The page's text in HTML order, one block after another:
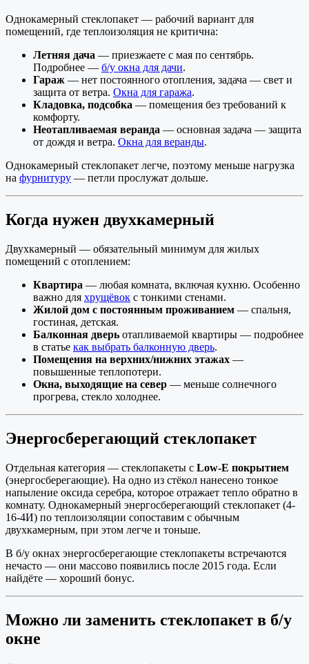
Однокамерный стеклопакет — рабочий вариант для
помещений, где теплоизоляция не критична:
Летняя дача — приезжаете с мая по сентябрь.
Подробнее — б/у окна для дачи.
Гараж — нет постоянного отопления, задача — свет и
защита от ветра. Окна для гаража.
Кладовка, подсобка — помещения без требований к
комфорту.
Неотапливаемая веранда — основная задача — защита
от дождя и ветра. Окна для веранды.
Однокамерный стеклопакет легче, поэтому меньше нагрузка
на фурнитуру — петли прослужат дольше.
Когда нужен двухкамерный
Двухкамерный — обязательный минимум для жилых
помещений с отоплением:
Квартира — любая комната, включая кухню. Особенно
важно для хрущёвок с тонкими стенами.
Жилой дом с постоянным проживанием — спальня,
гостиная, детская.
Балконная дверь отапливаемой квартиры — подробнее
в статье как выбрать балконную дверь.
Помещения на верхних/нижних этажах —
повышенные теплопотери.
Окна, выходящие на север — меньше солнечного
прогрева, стекло холоднее.
Энергосберегающий стеклопакет
Отдельная категория — стеклопакеты с Low-E покрытием
(энергосберегающие). На одно из стёкол нанесено тонкое
напыление оксида серебра, которое отражает тепло обратно в
комнату. Однокамерный энергосберегающий стеклопакет (4-
16-4И) по теплоизоляции сопоставим с обычным
двухкамерным, при этом легче и тоньше.
В б/у окнах энергосберегающие стеклопакеты встречаются
нечасто — они массово появились после 2015 года. Если
найдёте — хороший бонус.
Можно ли заменить стеклопакет в б/у
окне